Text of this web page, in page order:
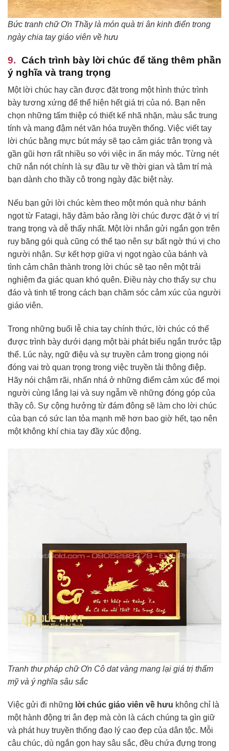
Bức tranh chữ Ơn Thầy là món quà tri ân kinh điển trong
ngày chia tay giáo viên về hưu
Cách trình bày lời chúc để tăng thêm phần
ý nghĩa và trang trọng
Một lời chúc hay cần được đặt trong một hình thức trình
bày tương xứng để thể hiện hết giá trị của nó. Bạn nên
chọn những tấm thiệp có thiết kế nhã nhặn, màu sắc trung
tính và mang đậm nét văn hóa truyền thống. Việc viết tay
lời chúc bằng mực bút máy sẽ tạo cảm giác trân trọng và
gần gũi hơn rất nhiều so với việc in ấn máy móc. Từng nét
chữ nắn nót chính là sự đầu tư về thời gian và tâm trí mà
bạn dành cho thầy cô trong ngày đặc biệt này.
Nếu bạn gửi lời chúc kèm theo một món quà như bánh
ngọt từ Fatagi, hãy đảm bảo rằng lời chúc được đặt ở vị trí
trang trọng và dễ thấy nhất. Một lời nhắn gửi ngắn gọn trên
ruy băng gói quà cũng có thể tạo nên sự bất ngờ thú vị cho
người nhận. Sự kết hợp giữa vị ngọt ngào của bánh và
tình cảm chân thành trong lời chúc sẽ tạo nên một trải
nghiệm đa giác quan khó quên. Điều này cho thấy sự chu
đáo và tinh tế trong cách bạn chăm sóc cảm xúc của người
giáo viên.
Trong những buổi lễ chia tay chính thức, lời chúc có thể
được trình bày dưới dạng một bài phát biểu ngắn trước tập
thể. Lúc này, ngữ điệu và sự truyền cảm trong giọng nói
đóng vai trò quan trọng trong việc truyền tải thông điệp.
Hãy nói chậm rãi, nhấn nhá ở những điểm cảm xúc để mọi
người cùng lắng lại và suy ngẫm về những đóng góp của
thầy cô. Sự cộng hưởng từ đám đông sẽ làm cho lời chúc
của bạn có sức lan tỏa mạnh mẽ hơn bao giờ hết, tạo nên
một không khí chia tay đầy xúc động.
Tranh thư pháp chữ Ơn Cô dat vàng mang lại giá trị thẩm
mỹ và ý nghĩa sâu sắc
Việc gửi đi những lời chúc giáo viên về hưu không chỉ là
một hành động tri ân đẹp mà còn là cách chúng ta gìn giữ
và phát huy truyền thống đạo lý cao đẹp của dân tộc. Mỗi
câu chúc, dù ngắn gọn hay sâu sắc, đều chứa đựng trong